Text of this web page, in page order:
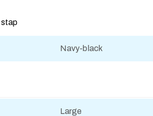
stap
Navy-black
Large